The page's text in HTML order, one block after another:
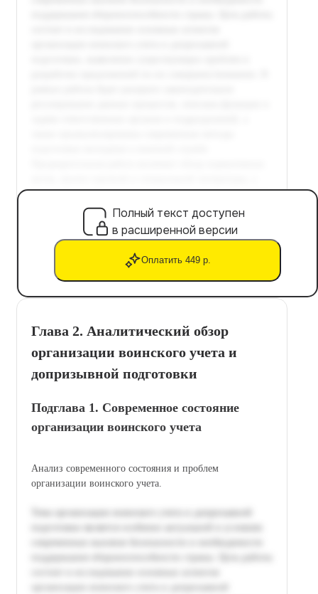
Полный текст доступен
в расширенной версии
Оплатить 449 р.
Глава 2. Аналитический обзор
организации воинского учета и
допризывной подготовки
Подглава 1. Современное состояние
организации воинского учета
Анализ современного состояния и проблем
организации воинского учета.